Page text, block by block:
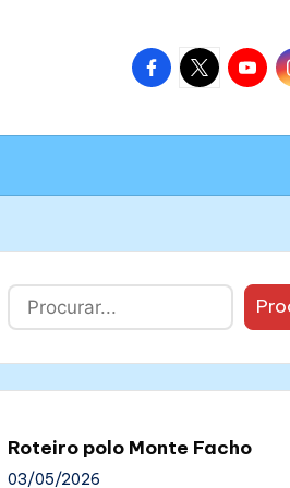
Facebook
–
Nós
X
–
Nós
–
Nós
–
Buscar
Roteiro polo Monte Facho
03/05/2026